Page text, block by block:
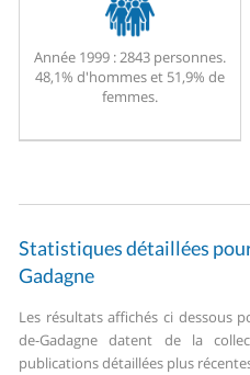
Année 1999 :2843 personnes.
48,1% d'hommes et 51,9% de
femmes.
Statistiques détaillées
Gadagne
Les résultats affichés ci dessous
de-Gadagne datent de la
publications détaillées plus